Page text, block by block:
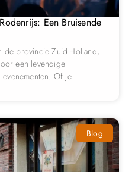
Een Bruisende
de provincie Zuid-Holland,
een levendige
evenementen. Of je
Blog